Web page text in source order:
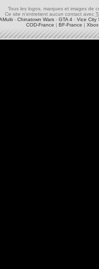
Tous les logos, marques et images de
Ce site n'entretient aucun contact avec
- Chinatown Wars - GTA 4 - Vice City
COD-France | BF-France |